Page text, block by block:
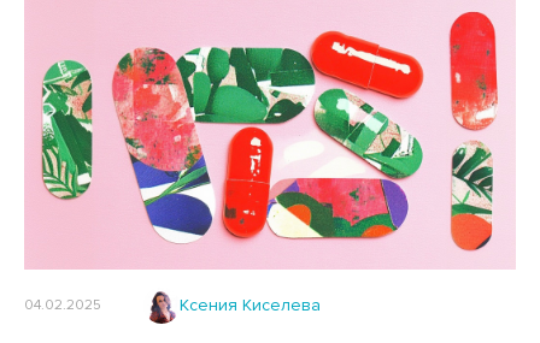
04.02.2025 Ксения Киселева